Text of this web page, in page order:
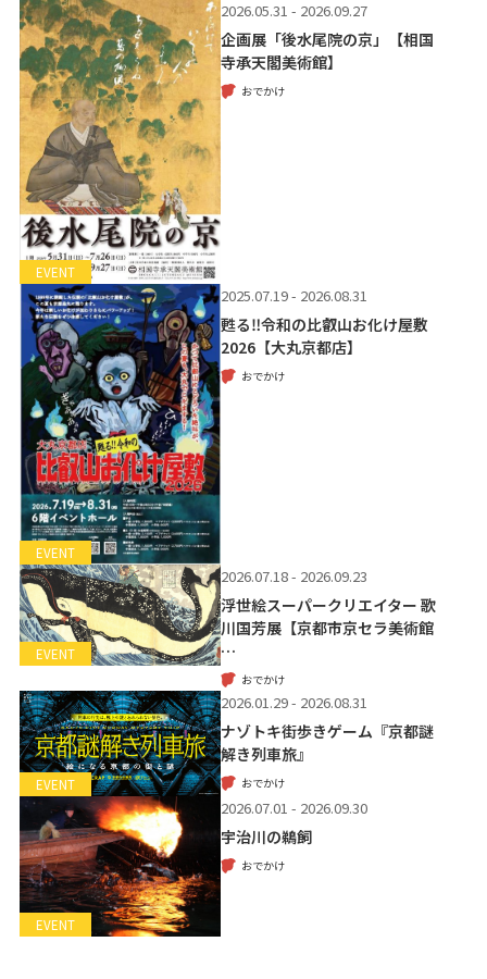
EVENT
2026.05.31 - 2026.09.27
企画展「後水尾院の京」【相国
寺承天閣美術館】
おでかけ
EVENT
2025.07.19 - 2026.08.31
甦る‼令和の比叡山お化け屋敷
2026【大丸京都店】
おでかけ
EVENT
2026.07.18 - 2026.09.23
浮世絵スーパークリエイター 歌
川国芳展【京都市京セラ美術館
…
おでかけ
EVENT
2026.01.29 - 2026.08.31
ナゾトキ街歩きゲーム『京都謎
解き列車旅』
おでかけ
EVENT
2026.07.01 - 2026.09.30
宇治川の鵜飼
おでかけ